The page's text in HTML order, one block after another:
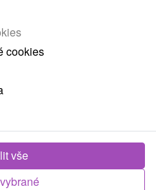
Jablonov nad
cookies
vše